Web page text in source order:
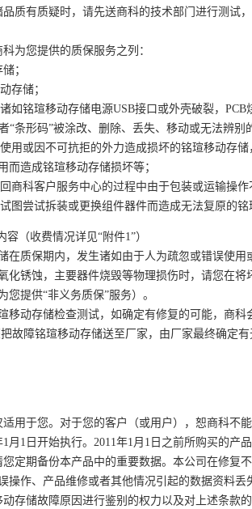
质有质疑时，请先送商科的技术部门进行测试
为您提供的质保服务之列：
；
存储；
如铭瑄移动存储电源USB接口或外壳破裂，PCB
“条形码”被涂改、删除、丢失、移动或无法辨别
用或因不可抗拒的外力造成损坏的铭瑄移动存
而造成铭瑄移动存储损坏等；
商科客户服务中心的过程中由于包装或运输操作
图尝试拆装或更换组件器件而造成无法复原的铭
容（收费情况详见“附件1”）
在质保期内，发生诸如由于人为疏忽或错误使
化锈蚀，主要器件烧毁等物理损伤时，请您在
您提供“非义务质保”服务）。
移动存储检查测试，如确定有修复的可能，商
故障铭瑄移动存储送至厂家，由厂家最终确定
用于您。对于您的客户（或用户），恕商科不能
月1日开始执行。2011年1月1日之前所购买的产
定期备份本产品中的重要数据。本公司在修复
操作、产品维修或者其他情况引起的数据资料
存储故障原因进行鉴别的权力以及对上述条款的